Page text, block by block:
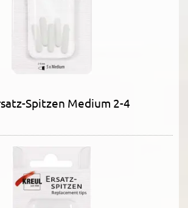
Spitzen Medium 2-4